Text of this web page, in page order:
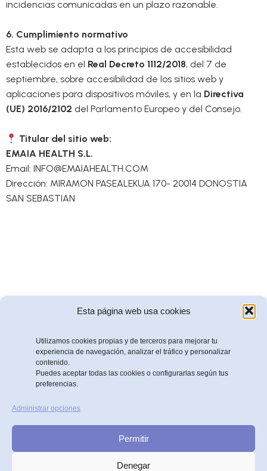
Esta página web usa cookies
Utilizamos cookies propias y de terceros para mejorar tu
experiencia de navegación, analizar el tráfico y personalizar
contenido.
Puedes aceptar todas las cookies o configurarlas según tus
preferencias.
Administrar opciones
Permitir
Denegar
incidencias comunicadas en un plazo razonable.
6. Cumplimiento normativo
Esta web se adapta a los principios de accesibilidad
establecidos en el Real Decreto 1112/2018, del 7 de
septiembre, sobre accesibilidad de los sitios web y
aplicaciones para dispositivos móviles, y en la Directiva
(UE) 2016/2102 del Parlamento Europeo y del Consejo.
Titular del sitio web:
EMAIA HEALTH S.L.
Email: INFO@EMAIAHEALTH.COM
Dirección: MIRAMON PASEALEKUA 170- 20014 DONOSTIA
SAN SEBASTIAN
WordPress andKubio
Política de Cookies|Privacidad|Accesibilidad|Condiciones del
Paseo Miramon 170, 3ª planta
contacto@emaiahealth.com
Consulta nuestraPolítica de Cookies
Aceptar todas Rechazar